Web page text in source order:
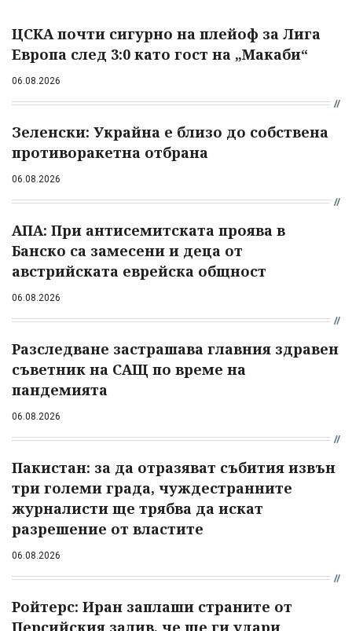
ЦСКА почти сигурно на плейоф за Лига
Европа след 3:0 като гост на „Макаби“
06.08.2026
Зеленски: Украйна е близо до собствена
противоракетна отбрана
06.08.2026
АПА: При антисемитската проява в
Банско са замесени и деца от
австрийската еврейска общност
06.08.2026
Разследване застрашава главния здравен
съветник на САЩ по време на
пандемията
06.08.2026
Пакистан: за да отразяват събития извън
три големи града, чуждестранните
журналисти ще трябва да искат
разрешение от властите
06.08.2026
Ройтерс: Иран заплаши страните от